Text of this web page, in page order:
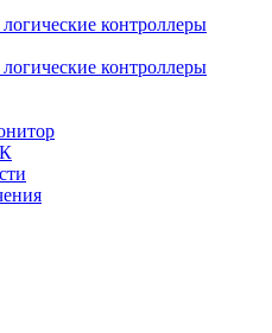
контроллеры
контроллеры